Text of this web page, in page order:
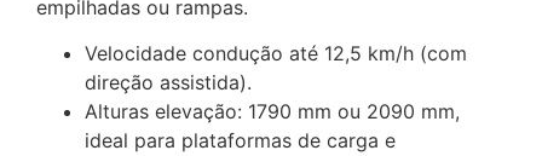
empilhadas ou rampas.
Velocidade condução até 12,5 km/h (com
direção assistida).
Alturas elevação: 1790 mm ou 2090 mm,
ideal para plataformas de carga e